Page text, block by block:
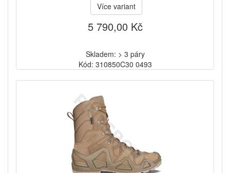
Více variant
5 790,00 Kč
Skladem: > 3 páry
Kód: 310850C30 0493